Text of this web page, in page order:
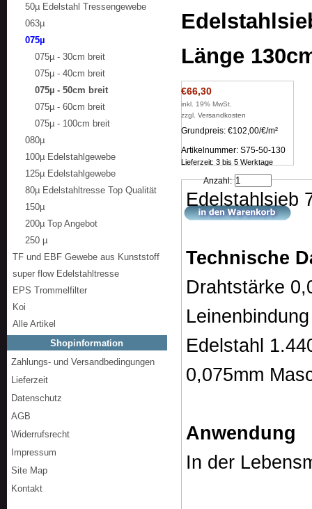
Länge
€66,30
inkl. 19% MwSt.
zzgl. Versandkosten
Grundpreis: €102,00/€/m²
Artikelnummer: S75-50-130
Lieferzeit: 3 bis 5 Werktage
Anzahl:
Edelstahlsieb
Technische
Drahtstärke
Leinenbindung
Edelstahl
0,075mm
In der
50µ Edelstahl Tressengewebe
063µ
075µ
075µ - 30cm breit
075µ - 40cm breit
075µ - 50cm breit
075µ - 60cm breit
075µ - 100cm breit
080µ
100µ Edelstahlgewebe
125µ Edelstahlgewebe
80µ Edelstahltresse Top Qualität
150µ
200µ Top Angebot
250 µ
TF und EBF Gewebe aus Kunststoff
super flow Edelstahltresse
EPS Trommelfilter
Koi
Alle Artikel
Shopinformation
Zahlungs- und Versandbedingungen
Lieferzeit
Datenschutz
AGB
Widerrufsrecht
Impressum
Site Map
Kontakt